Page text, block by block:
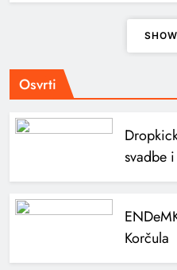
Osvrti
svadbe
ENDeM
Korčula